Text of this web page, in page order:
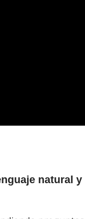
natural y